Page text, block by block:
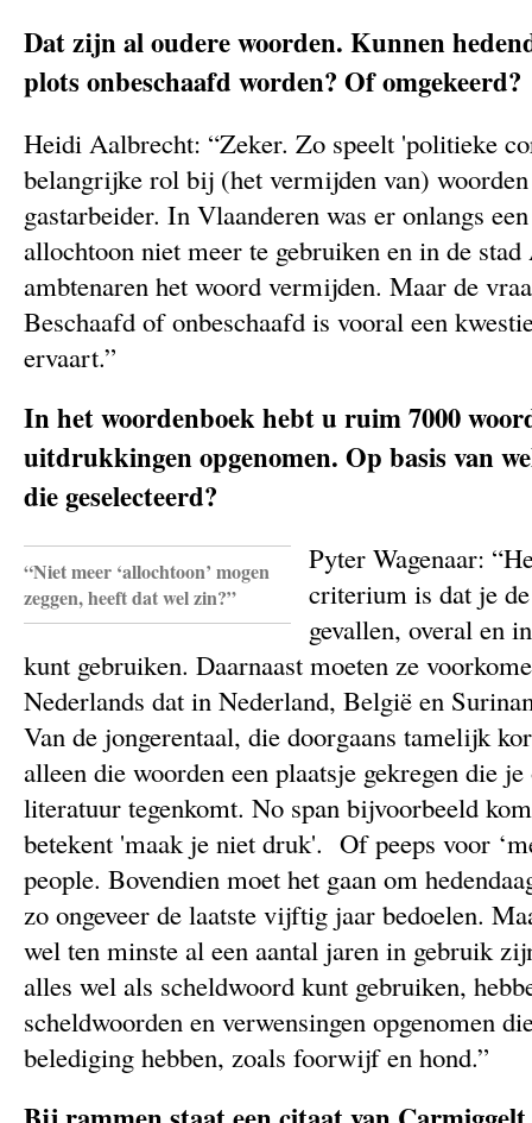
Dat zijn al oudere woorden. Kunnen
plots onbeschaafd worden? Of omgekeerd?
Heidi Aalbrecht: “Zeker. Zo speelt 'politieke
belangrijke rol bij (het vermijden van) woorden
gastarbeider. In Vlaanderen was er onlangs
allochtoon niet meer te gebruiken en in de
ambtenaren het woord vermijden. Maar de
Beschaafd of onbeschaafd is vooral een
ervaart.”
In het woordenboek hebt u ruim 7000
uitdrukkingen opgenomen. Op basis van
die geselecteerd?
“Niet meer ‘allochtoon’ mogen
zeggen, heeft dat wel zin?”
Pyter Wagenaar:
criterium is dat je
gevallen, overal en
kunt gebruiken. Daarnaast moeten ze
Nederlands dat in Nederland, België en
Van de jongerentaal, die doorgaans tamelijk
alleen die woorden een plaatsje gekregen die
literatuur tegenkomt. No span bijvoorbeeld
betekent 'maak je niet druk'. Of peeps voor
people. Bovendien moet het gaan om
zo ongeveer de laatste vijftig jaar bedoelen.
wel ten minste al een aantal jaren in gebruik
alles wel als scheldwoord kunt gebruiken,
scheldwoorden en verwensingen opgenomen
belediging hebben, zoals foorwijf en hond.”